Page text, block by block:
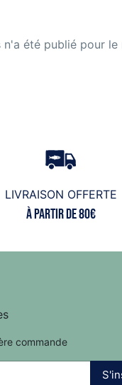
n'a été publié pour le
LIVRAISON OFFERTE
à partir de 80€
commande